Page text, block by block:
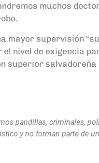
muchos
mayor supervisión
nivel de exigencia
superior salvadoreña
pandillas, criminales,
y no forman parte de